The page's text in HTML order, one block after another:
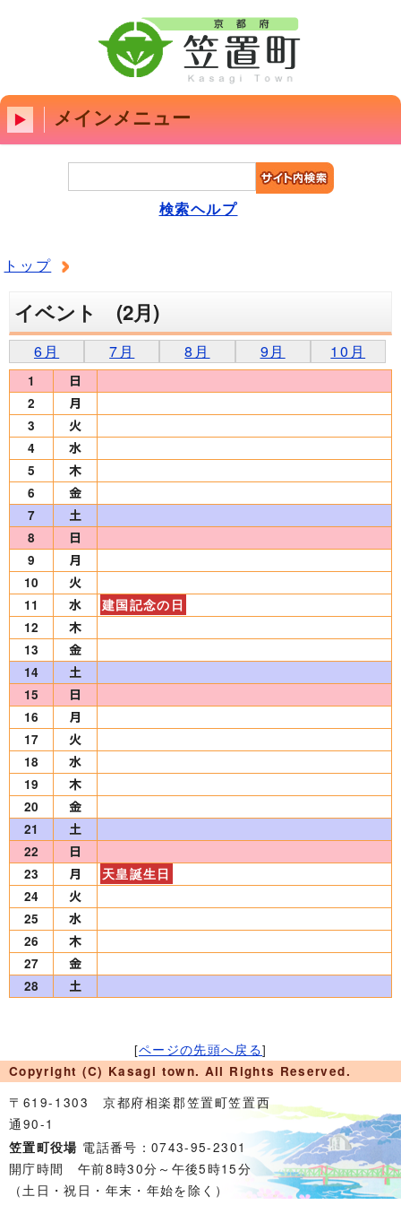
メインメニュー
検索ヘルプ
トップ
イベント (2月)
6月 7月 8月 9月 10月
1
2
3
4
5
6
7
8
9
10
11
建国記念の日
12
13
14
15
16
17
18
19
20
21
22
23
天皇誕生日
24
25
26
27
28
[ページの先頭へ戻る]
Copyright (C) Kasagi town. All Rights Reserved.
〒619-1303 京都府相楽郡笠置町笠置西
通90-1
笠置町役場 電話番号：0743-95-2301
開庁時間 午前8時30分～午後5時15分
（土日・祝日・年末・年始を除く）